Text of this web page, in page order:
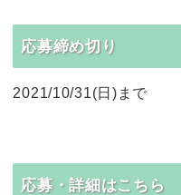
応募締め切り
2021/10/31(日)まで
応募・詳細はこちら